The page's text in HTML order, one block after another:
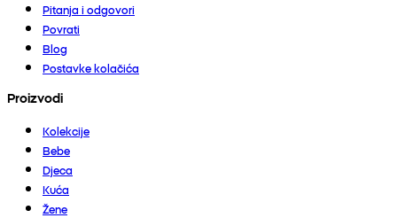
Pitanja i odgovori
Povrati
Blog
Postavke kolačića
Proizvodi
Kolekcije
Bebe
Djeca
Kuća
Žene